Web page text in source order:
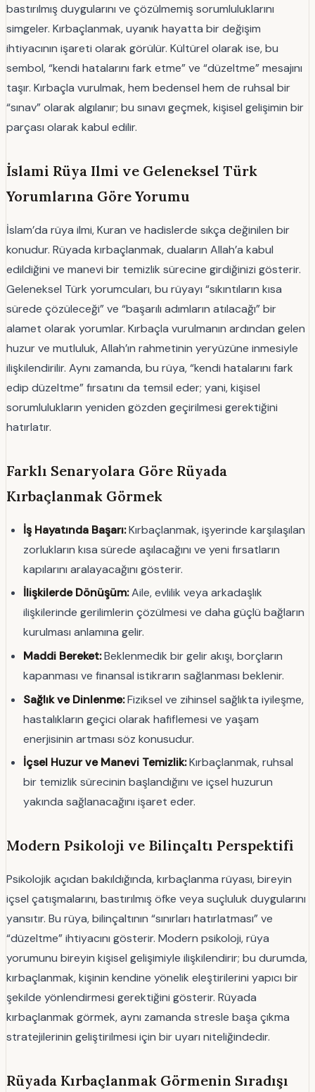
bastırılmış duygularını ve çözülmemiş sorumluluklarını
simgeler. Kırbaçlanmak, uyanık hayatta bir değişim
ihtiyacının işareti olarak görülür. Kültürel olarak ise, bu
sembol, “kendi hatalarını fark etme” ve “düzeltme” mesajını
taşır. Kırbaçla vurulmak, hem bedensel hem de ruhsal bir
“sınav” olarak algılanır; bu sınavı geçmek, kişisel gelişimin bir
parçası olarak kabul edilir.
İslami Rüya Ilmi ve Geleneksel Türk
Yorumlarına Göre Yorumu
İslam’da rüya ilmi, Kuran ve hadislerde sıkça değinilen bir
konudur. Rüyada kırbaçlanmak, duaların Allah’a kabul
edildiğini ve manevi bir temizlik sürecine girdiğinizi gösterir.
Geleneksel Türk yorumcuları, bu rüyayı “sıkıntıların kısa
sürede çözüleceği” ve “başarılı adımların atılacağı” bir
alamet olarak yorumlar. Kırbaçla vurulmanın ardından gelen
huzur ve mutluluk, Allah’ın rahmetinin yeryüzüne inmesiyle
ilişkilendirilir. Aynı zamanda, bu rüya, “kendi hatalarını fark
edip düzeltme” fırsatını da temsil eder; yani, kişisel
sorumlulukların yeniden gözden geçirilmesi gerektiğini
hatırlatır.
Farklı Senaryolara Göre Rüyada
Kırbaçlanmak Görmek
İş Hayatında Başarı:Kırbaçlanmak, işyerinde karşılaşılan
zorlukların kısa sürede aşılacağını ve yeni fırsatların
kapılarını aralayacağını gösterir.
İlişkilerde Dönüşüm:Aile, evlilik veya arkadaşlık
ilişkilerinde gerilimlerin çözülmesi ve daha güçlü bağların
kurulması anlamına gelir.
Maddi Bereket:Beklenmedik bir gelir akışı, borçların
kapanması ve finansal istikrarın sağlanması beklenir.
Sağlık ve Dinlenme:Fiziksel ve zihinsel sağlıkta iyileşme,
hastalıkların geçici olarak hafiflemesi ve yaşam
enerjisinin artması söz konusudur.
İçsel Huzur ve Manevi Temizlik:Kırbaçlanmak, ruhsal
bir temizlik sürecinin başlandığını ve içsel huzurun
yakında sağlanacağını işaret eder.
Modern Psikoloji ve Bilinçaltı Perspektifi
Psikolojik açıdan bakıldığında, kırbaçlanma rüyası, bireyin
içsel çatışmalarını, bastırılmış öfke veya suçluluk duygularını
yansıtır. Bu rüya, bilinçaltının “sınırları hatırlatması” ve
“düzeltme” ihtiyacını gösterir. Modern psikoloji, rüya
yorumunu bireyin kişisel gelişimiyle ilişkilendirir; bu durumda,
kırbaçlanmak, kişinin kendine yönelik eleştirilerini yapıcı bir
şekilde yönlendirmesi gerektiğini gösterir. Rüyada
kırbaçlanmak görmek, aynı zamanda stresle başa çıkma
stratejilerinin geliştirilmesi için bir uyarı niteliğindedir.
Rüyada Kırbaçlanmak Görmenin Sıradışı